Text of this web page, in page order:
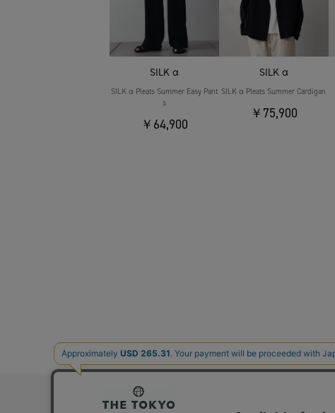
SILK α
SILK α Pleats Summer Easy Pant
s
￥64,900
SILK α
SILK α Pleats Summer Cardigan
￥75,900